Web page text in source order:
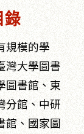
錄
規模的學
灣大學圖書
圖書館、東
分館、中研
館、國家圖